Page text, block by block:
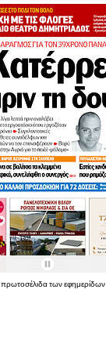
πρωτοσέλιδατωνεφημερίδων